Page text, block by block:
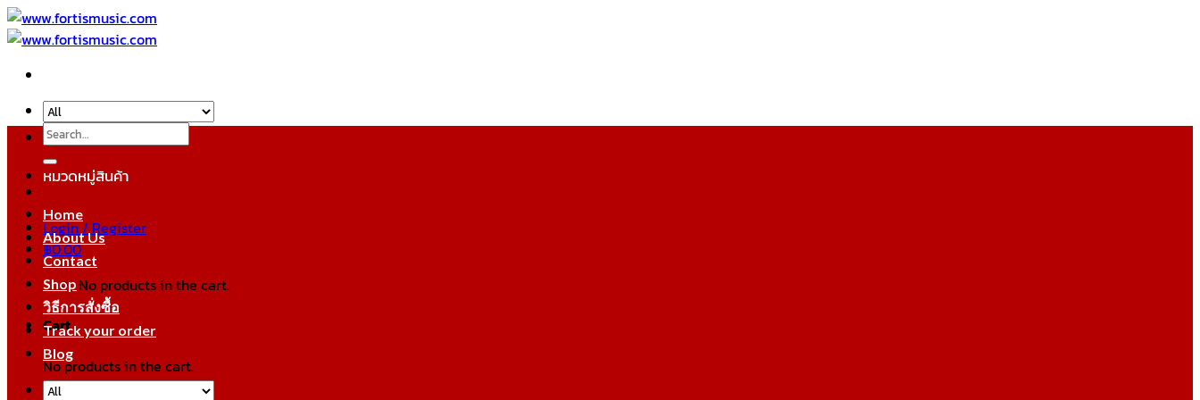
Skip
to
Search
for:
Login / Register
฿0.00
No products in the cart.
Cart
No products in the cart.
หมวดหมู่สินค้า
Home
About Us
Contact
Shop
วิธีการสั่งซื้อ
Track your order
Blog